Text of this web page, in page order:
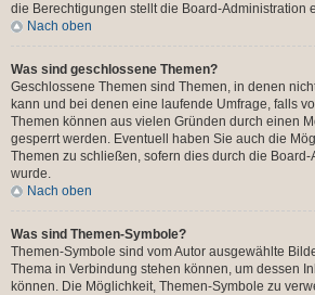
die Berechtigungen stellt die Board-Administration
Nach oben
Was sind geschlossene Themen?
Geschlossene Themen sind Themen, in denen
kann und bei denen eine laufende Umfrage, falls
Themen können aus vielen Gründen durch einen
gesperrt werden. Eventuell haben Sie auch die
Themen zu schließen, sofern dies durch die
wurde.
Nach oben
Was sind Themen-Symbole?
Themen-Symbole sind vom Autor ausgewählte
Thema in Verbindung stehen können, um dessen
können. Die Möglichkeit, Themen-Symbole zu